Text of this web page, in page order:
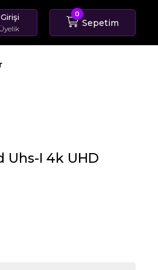
0
Sepetim
Uhs-I 4k UHD